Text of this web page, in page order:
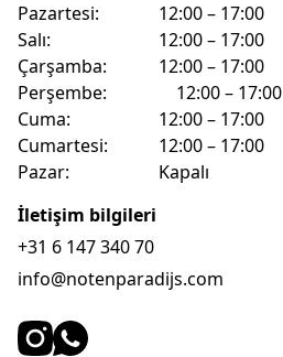
Pazartesi: 				12:00 – 17:00
Salı: 						12:00 – 17:00
Çarşamba: 			12:00 – 17:00
Perşembe:				12:00 – 17:00
Cuma: 					12:00 – 17:00
Cumartesi: 			12:00 – 17:00
Pazar: 					Kapalı
İletişim bilgileri
+31 6 147 340 70
info@notenparadijs.com